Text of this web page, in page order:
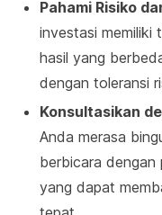
Pahami Risiko
investasi memiliki
hasil yang
dengan toleransi
Konsultasikan
Anda merasa
berbicara dengan
yang dapat